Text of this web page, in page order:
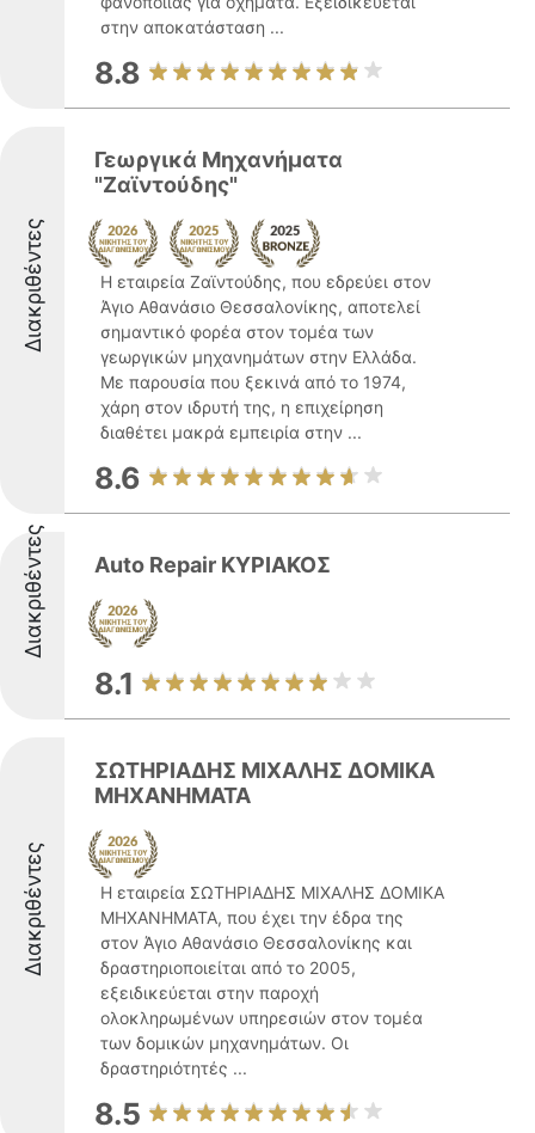
στην αποκατάσταση ...
8.8
Διακριθέντες
Γεωργικά Μηχανήματα
"Ζαϊντούδης"
Η εταιρεία Ζαϊντούδης, που εδρεύει στον
Άγιο Αθανάσιο Θεσσαλονίκης, αποτελεί
σημαντικό φορέα στον τομέα των
γεωργικών μηχανημάτων στην Ελλάδα.
Με παρουσία που ξεκινά από το 1974,
χάρη στον ιδρυτή της, η επιχείρηση
διαθέτει μακρά εμπειρία στην ...
8.6
Διακριθέντες Auto Repair ΚΥΡΙΑΚΟΣ
8.1
Διακριθέντες
ΣΩΤΗΡΙΑΔΗΣ ΜΙΧΑΛΗΣ ΔΟΜΙΚΑ
ΜΗΧΑΝΗΜΑΤΑ
Η εταιρεία ΣΩΤΗΡΙΑΔΗΣ ΜΙΧΑΛΗΣ ΔΟΜΙΚΑ
ΜΗΧΑΝΗΜΑΤΑ, που έχει την έδρα της
στον Άγιο Αθανάσιο Θεσσαλονίκης και
δραστηριοποιείται από το 2005,
εξειδικεύεται στην παροχή
ολοκληρωμένων υπηρεσιών στον τομέα
των δομικών μηχανημάτων. Οι
δραστηριότητές ...
8.5